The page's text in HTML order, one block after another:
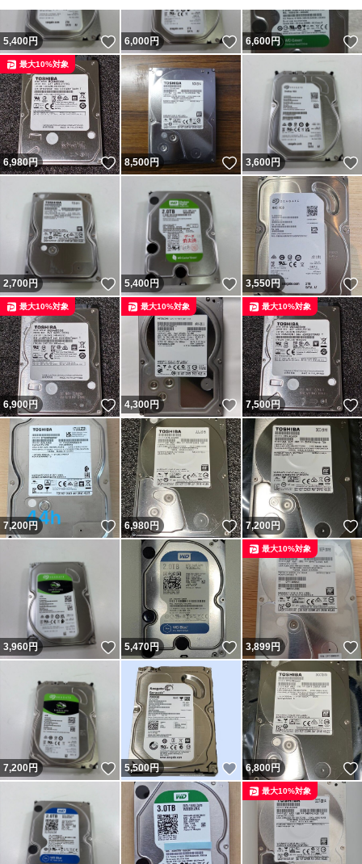
5,400円 いいね！
6,000円 いいね！
6,600円
6,980円 いいね！
最大10%対象
8,500円 いいね！
3,600円
2,700円 いいね！
5,400円 いいね！
3,550円
6,900円 いいね！
最大10%対象
4,300円 いいね！
最大10%対象
7,500円
最大10%対象
7,200円 いいね！
6,980円 いいね！
7,200 円
3,960円 いいね！
5,470円 いいね！
3,899円
最大10%対象
7,200円 いいね！
5,500円 いいね！
6,800円
最大10%対象